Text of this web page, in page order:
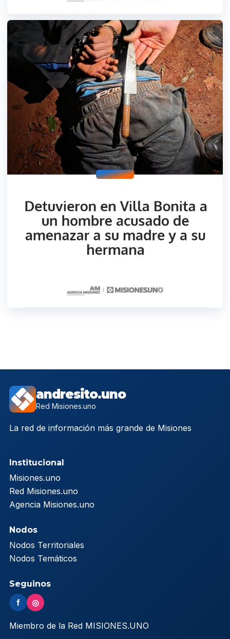
andresito.uno
Red Misiones.uno
La red de información más grande de Misiones
Institucional
Misiones.uno
Red Misiones.uno
Agencia Misiones.uno
Nodos
Nodos Territoriales
Nodos Temáticos
Seguinos
f ◎
Miembro de la Red MISIONES.UNO